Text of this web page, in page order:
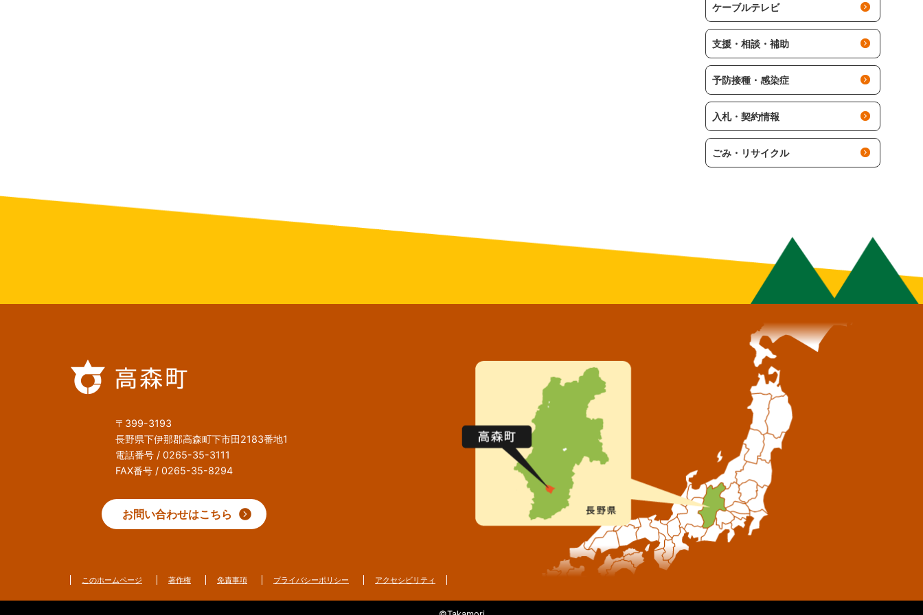
ケーブルテレビ
支援・相談・補助
予防接種・感染症
入札・契約情報
ごみ・リサイクル
〒399-3193
長野県下伊那郡高森町下市田2183番地1
電話番号 / 0265-35-3111
FAX番号 / 0265-35-8294
お問い合わせはこちら
このホームページ 著作権 免責事項 プライバシーポリシー アクセシビリティ